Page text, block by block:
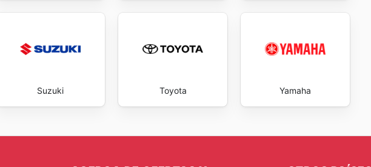
Suzuki Toyota Yamaha